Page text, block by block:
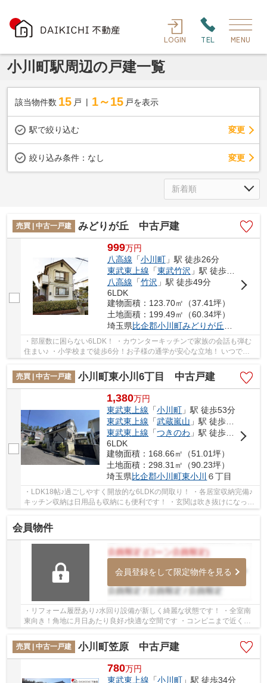
LOGIN TEL MENU
小川町駅周辺の戸建一覧
該当物件数 15 戸 1～15 戸を表示
駅で絞り込む 変更
絞り込み条件： なし 変更
売買 | 中古一戸建 みどりが丘 中古戸建
999万円
八高線 「小川町」駅 徒歩26分
東武東上線 「東武竹沢 」駅 徒歩41分
八高線 「竹沢 」駅 徒歩49分
6LDK
建物面積：123.70㎡（37.41坪）
土地面積：199.49㎡（60.34坪）
埼玉県比企郡小川町みどりが丘
・部屋数に困らない6LDK！ ・カウンターキッチンで家族の会話も弾む
住まい♪ ・小学校まで徒歩6分！お子様の通学が安心な立地！ いつでも
お気軽にお声がけください♪ 駅からの送迎が必...
売買 | 中古一戸建
小川町東小川6丁目 中古戸建
1,380万円
東武東上線 「小川町 」駅 徒歩53分
東武東上線 「武蔵嵐山 」駅 徒歩49分
東武東上線 「つきのわ 」駅 徒歩75分
6LDK
建物面積：168.66㎡（51.01坪）
土地面積：298.31㎡（90.23坪）
埼玉県比企郡小川町東小川 ６丁目
・LDK18帖♪過ごしやすく開放的な6LDKの間取り！ ・各居室収納完備♪
キッチン収納は日用品も収納にも便利です！ ・玄関は吹き抜けになって
会員物件
会員登録をして限定物件を見る
・リフォーム履歴あり♪水回り設備が新しく綺麗な状態です！ ・全室南
東向き！角地に月日あたり良好♪快適な空間です ・コンビニまで近くち
売買 | 中古一戸建
小川町笠原 中古戸建
780万円
東武東上線 「小川町」駅 徒歩34分